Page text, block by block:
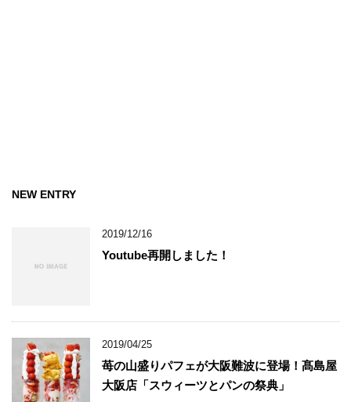
NEW ENTRY
2019/12/16
Youtube再開しました！
2019/04/25
苺の山盛りパフェが大阪難波に登場！髙島屋
大阪店「スウィーツとパンの祭典」